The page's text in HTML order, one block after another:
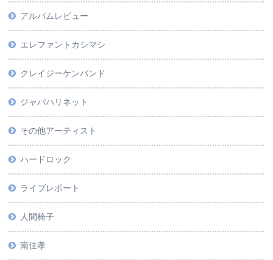
アルバムレビュー
エレファントカシマシ
クレイジーケンバンド
ジャパハリネット
その他アーティスト
ハードロック
ライブレポート
人間椅子
南佳孝